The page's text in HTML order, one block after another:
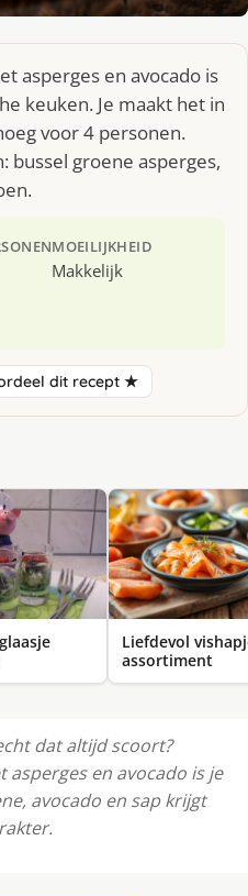
asperges en avocado is
keuken. Je maakt het in
voor 4 personen.
bussel groene asperges,
MOEILIJKHEID
Makkelijk
dit recept ★
Liefdevol
assortiment
dat altijd scoort?
en avocado is je
avocado en sap krijgt